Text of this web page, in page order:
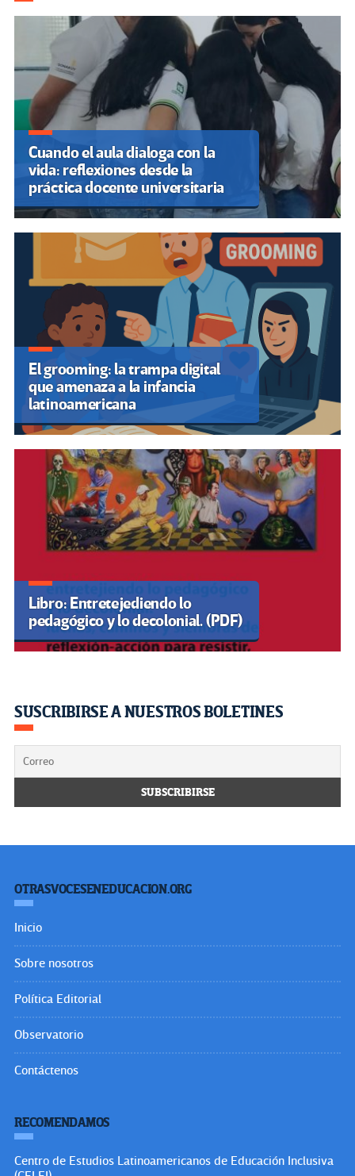
Cuando el aula dialoga con la
vida: reflexiones desde la
práctica docente universitaria
El grooming: la trampa digital
que amenaza a la infancia
latinoamericana
Libro: Entretejediendo lo
pedagógico y lo decolonial. (PDF)
SUSCRIBIRSE A NUESTROS BOLETINES
OTRASVOCESENEDUCACION.ORG
Inicio
Sobre nosotros
Política Editorial
Observatorio
Contáctenos
RECOMENDAMOS
Centro de Estudios Latinoamericanos de Educación Inclusiva